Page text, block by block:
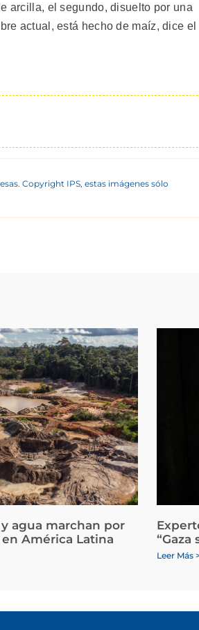
arcilla, el segundo, disuelto por una
actual, está hecho de maíz, dice el
Copyright IPS, estas imágenes sólo
agua marchan por
América Latina
“Gaza
Leer Más